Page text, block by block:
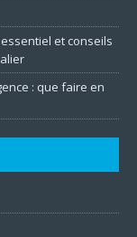
et conseils
: que faire en